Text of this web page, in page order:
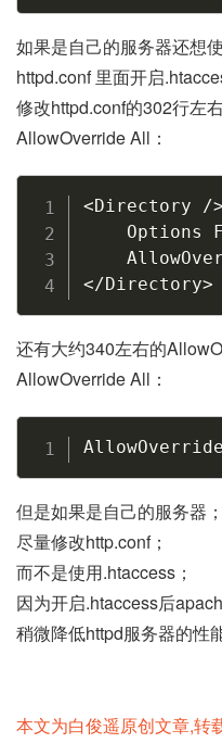
如果是自己的服务器还想
httpd.conf 里面开启
修改httpd.conf的302行左
AllowOverride All：
<Directory />
Options
</Directory>
还有大约340左右的
AllowOverride All：
但是如果是自己的服务器；
尽量修改http.conf；
而不是使用.htaccess；
因为开启.htaccess后
稍微降低httpd服务器的性
本文为白俊遥原创文章,转